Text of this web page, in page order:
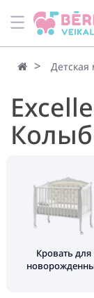
Детская
Кровать для